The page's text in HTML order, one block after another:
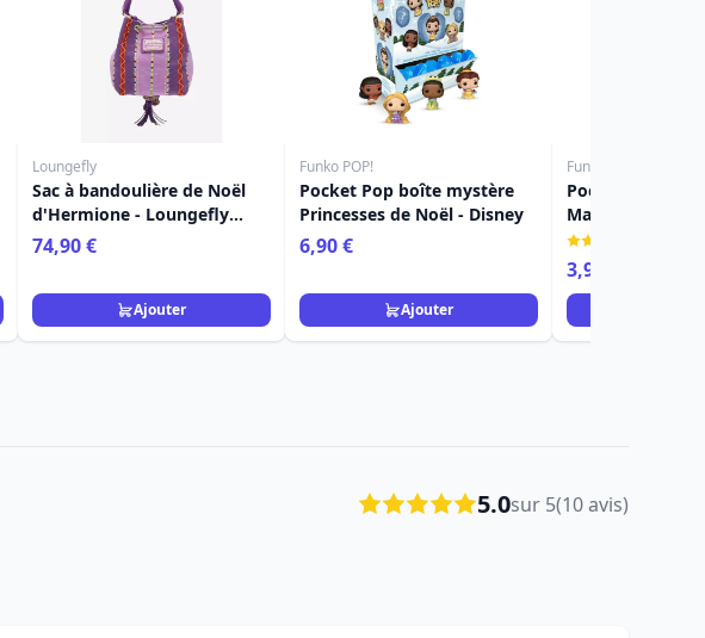
Loungefly
Sac à bandoulière de Noël
d'Hermione - Loungefly
Harry Potter
74,90 €
Ajouter
Funko POP!
Pocket Pop boîte mystère
Princesses de Noël - Disney
6,90 €
Ajouter
Funko POP!
Pocket Pop
Maire - Disney
Noël De
3,90 €
5.0sur 5(10 avis)